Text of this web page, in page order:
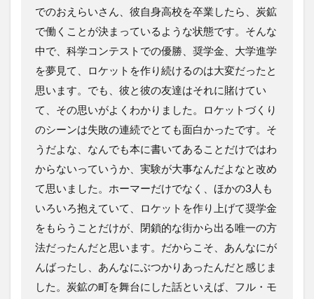
でのおえらいさん、彼自身高校を卒業したら、炭鉱
で働くことが決まっているような状態です。そんな
中で、科学コンテストでの優勝、奨学金、大学進学
を夢見て、ロケットを作り続けるのは大変だったと
思います。でも、彼と彼の友達はそれに賭けてい
て、その思いがよくわかりました。ロケットづくり
のシーンは失敗の連続でとても面白かったです。そ
うだよな、なんでも本に書いてあることだけではわ
からないっていうか、実験が大事なんだよなと改め
て思いました。ホーマーだけでなく、ほかの3人も
いろいろ抱えていて、ロケットを作り上げて奨学金
をもらうことだけが、閉鎖的な街から出る唯一の方
法だったんだと思います。だからこそ、あんなにが
んばったし、あんなにぶつかりあったんだと感じま
した。炭鉱の町を舞台にした話といえば、フル・モ